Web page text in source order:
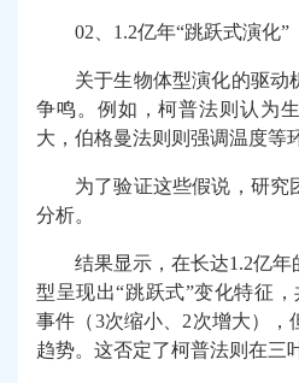
02、1.2亿年“跳跃式演化”
关于生物体型演化的驱动
争鸣。例如，柯普法则认为
大，伯格曼法则则强调温度等
为了验证这些假说，研究
分析。
结果显示，在长达1.2亿
型呈现出“跳跃式”变化特征
事件（3次缩小、2次增大），
趋势。这否定了柯普法则在三